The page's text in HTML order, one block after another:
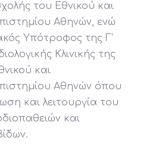
του Εθνικού και
Αθηνών, ενώ
Υπότροφος της Γ’
Κλινικής της
και
Αθηνών όπου
και λειτουργία του
και